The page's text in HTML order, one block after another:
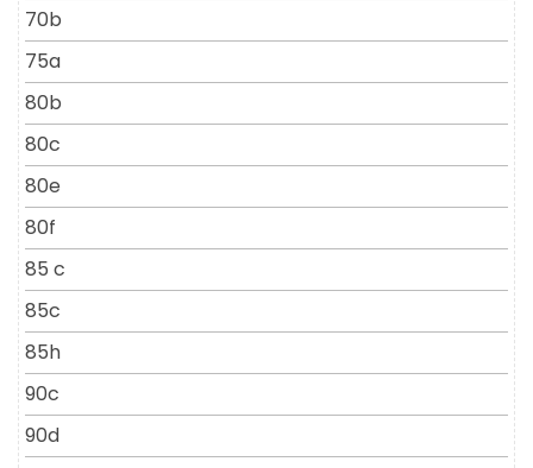
70b
75a
80b
80c
80e
80f
85 c
85c
85h
90c
90d